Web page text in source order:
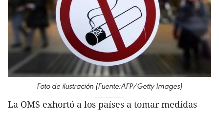
Foto de ilustración (Fuente:AFP/Getty Images)
La OMS exhortó a los países a tomar medidas